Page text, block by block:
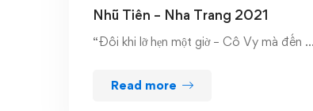
Nhũ Tiên – Nha Trang 2021
“Đôi khi lỡ hẹn một giờ – Cô Vy mà đến …
Read more